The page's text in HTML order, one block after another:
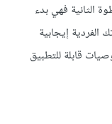
الثانية فهي بدء
الفردية إيجابية
قابلة للتطبيق